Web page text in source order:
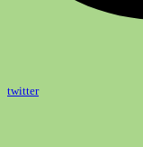
twitter